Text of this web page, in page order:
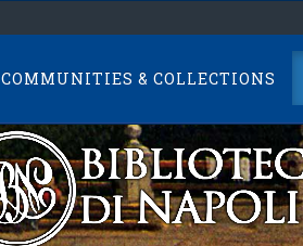
COMMUNITIES & COLLECTIONS